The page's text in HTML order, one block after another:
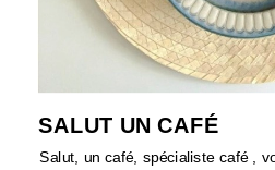
SALUT UN CAFÉ
Salut, un café, spécialiste café ,